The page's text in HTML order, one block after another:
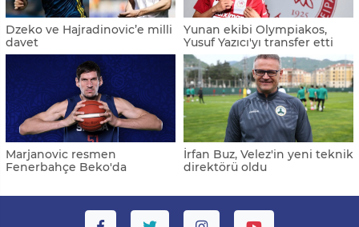
Dzeko ve Hajradinovic’e milli
davet
Yunan ekibi Olympiakos,
Yusuf Yazıcı'yı transfer etti
Marjanovic resmen
Fenerbahçe Beko'da
İrfan Buz, Velez'in yeni teknik
direktörü oldu